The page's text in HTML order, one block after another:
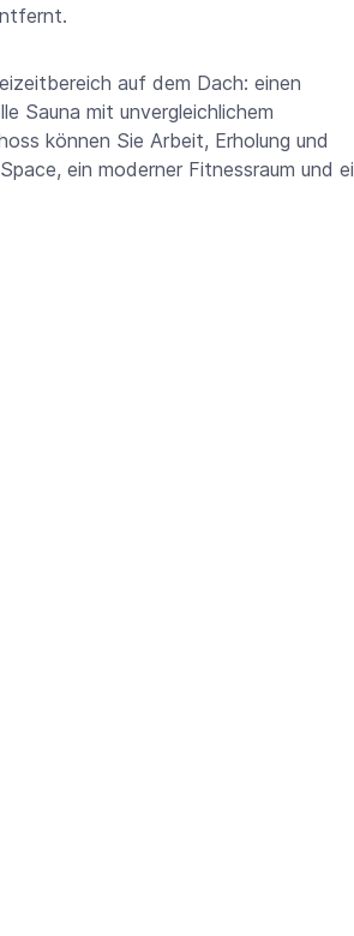
auf dem Dach: einen
Sauna mit unvergleichlichem
können Sie Arbeit, Erholung und
ein moderner Fitnessraum und